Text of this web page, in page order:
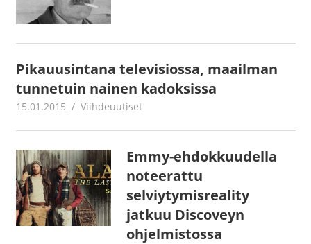
Pikauusintana televisiossa, maailman
tunnetuin nainen kadoksissa
15.01.2015 mestanet
Viihdeuutiset
Emmy-ehdokkuudella
noteerattu
selviytymisreality
jatkuu Discoveyn
ohjelmistossa